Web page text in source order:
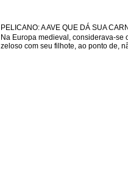
PELICANO: A AVE QUE DÁ SUA
Na Europa medieval, considerava-
zeloso com seu filhote, ao ponto de,